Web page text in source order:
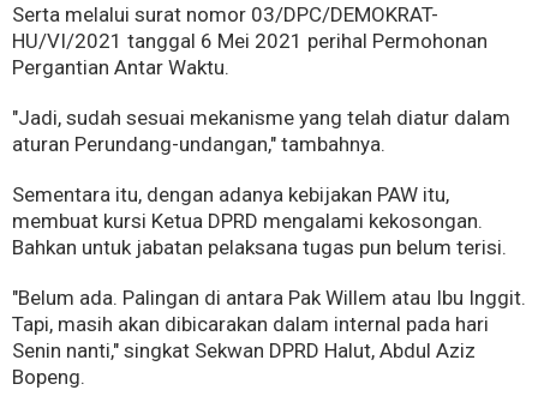
Serta melalui surat nomor 03/DPC/DEMOKRAT-
HU/VI/2021 tanggal 6 Mei 2021 perihal Permohonan
Pergantian Antar Waktu.
"Jadi, sudah sesuai mekanisme yang telah diatur dalam
aturan Perundang-undangan," tambahnya.
Sementara itu, dengan adanya kebijakan PAW itu,
membuat kursi Ketua DPRD mengalami kekosongan.
Bahkan untuk jabatan pelaksana tugas pun belum terisi.
"Belum ada. Palingan di antara Pak Willem atau Ibu Inggit.
Tapi, masih akan dibicarakan dalam internal pada hari
Senin nanti," singkat Sekwan DPRD Halut, Abdul Aziz
Bopeng.